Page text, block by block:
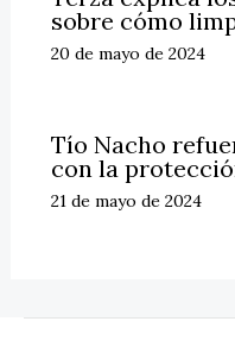
sobre cómo
20 de mayo de 2024
Tío Nacho
con la
21 de mayo de 2024